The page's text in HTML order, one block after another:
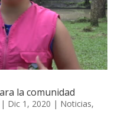
la comunidad
Dic 1, 2020 | Noticias,